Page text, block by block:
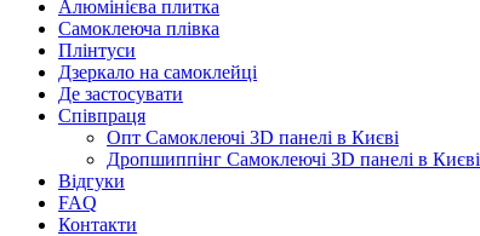
Алюмінієва плитка
Самоклеюча плівка
Плінтуси
Дзеркало на самоклейці
Де застосувати
Співпраця
Опт Самоклеючі 3D панелі в Києві
Дропшиппінг Самоклеючі 3D панелі в Києві
Відгуки
FAQ
Контакти